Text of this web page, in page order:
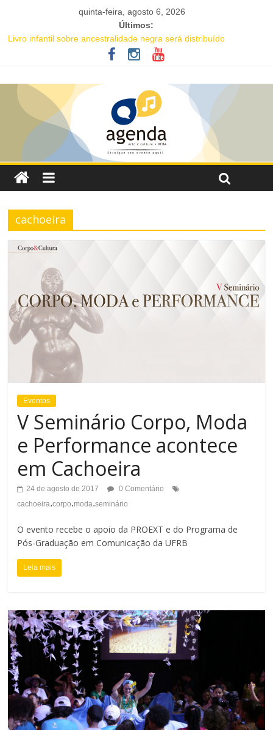
quinta-feira, agosto 6, 2026
Últimos:
Livro infantil sobre ancestralidade negra será distribuído
Comédia romântica “O que vem depois” reestreia na Casa Preta e
convida público a viver as aventuras de um casal na terceira
Nesta sexta-feira (7), Luana Génot debate a cultura popular como
caminho para equidade racial
cachoeira
Eventos
V Seminário Corpo, Moda
e Performance acontece
em Cachoeira
24 de agosto de 2017
0 Comentário
cachoeira.corpo.moda.seminário
O evento recebe o apoio da PROEXT e do Programa de
Pós-Graduação em Comunicação da UFRB
Leia mais